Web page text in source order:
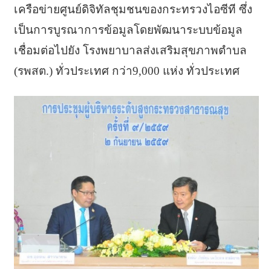
เครือข่ายศูนย์ดิจิทัลชุมชนของกระทรวงไอซีที ซึ่ง
เป็นการบูรณาการข้อมูลโดยพัฒนาระบบข้อมูล
เชื่อมต่อไปยัง โรงพยาบาลส่งเสริมสุขภาพตำบล
(รพสต.) ทั่วประเทศ กว่า9,000 แห่ง ทั่วประเทศ